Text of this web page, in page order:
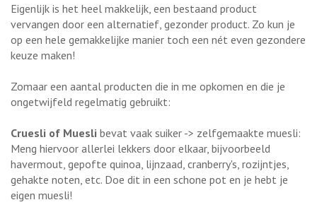
Eigenlijk is het heel makkelijk, een bestaand product
vervangen door een alternatief, gezonder product. Zo kun je
op een hele gemakkelijke manier toch een nét even gezondere
keuze maken!
Zomaar een aantal producten die in me opkomen en die je
ongetwijfeld regelmatig gebruikt:
Cruesli of Muesli bevat vaak suiker -> zelfgemaakte muesli:
Meng hiervoor allerlei lekkers door elkaar, bijvoorbeeld
havermout, gepofte quinoa, lijnzaad, cranberry's, rozijntjes,
gehakte noten, etc. Doe dit in een schone pot en je hebt je
eigen muesli!